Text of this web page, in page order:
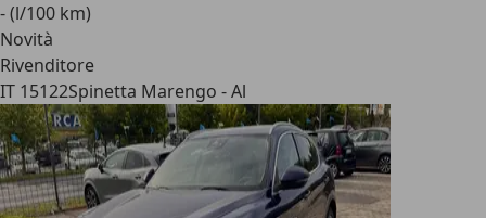
- (l/100 km)
Novità
Rivenditore
IT 15122Spinetta Marengo - Al